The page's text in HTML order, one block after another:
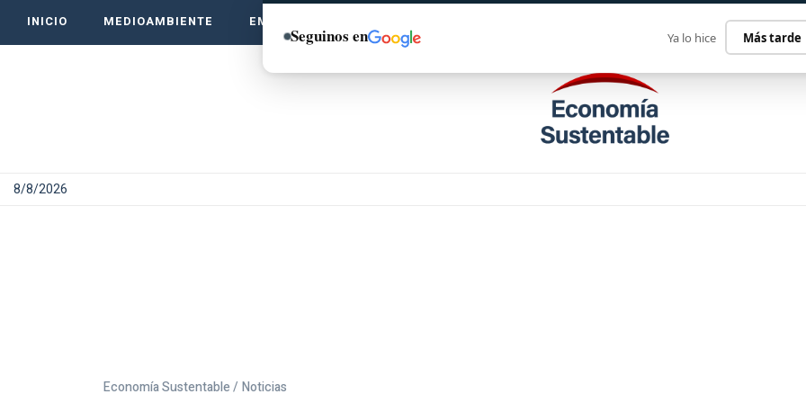
INICIO MEDIOAMBIENTE EMPRENDE VERDE
8/8/2026
Economía Sustentable / Noticias
Seguinos en Ya lo hice Más tarde